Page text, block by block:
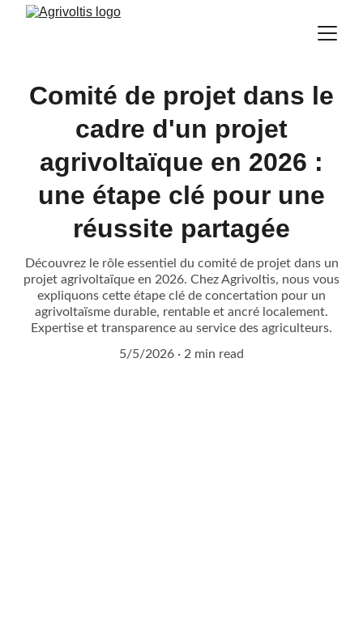
Comité de projet dans le
cadre d'un projet
agrivoltaïque en 2026 :
une étape clé pour une
réussite partagée
Découvrez le rôle essentiel du comité de projet dans un
projet agrivoltaïque en 2026. Chez Agrivoltis, nous vous
expliquons cette étape clé de concertation pour un
agrivoltaïsme durable, rentable et ancré localement.
Expertise et transparence au service des agriculteurs.
5/5/2026
2 min read